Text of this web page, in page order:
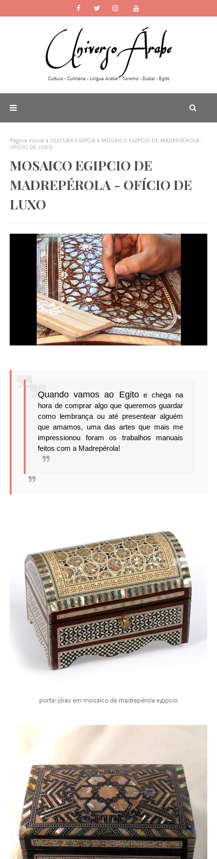
Página inicial CULTURA EGÍPCIA
MOSAICO EGIPCIO DE MADREPÉROLA -
OFÍCIO DE LUXO
MOSAICO EGIPCIO DE
MADREPÉROLA - OFÍCIO DE
LUXO
Quando vamos ao Egitoe chega na
hora de comprar algo que queremos guardar
como lembrança ou até presentear alguém
que amamos, uma das artes que mais me
impressionou foram os trabalhos manuais
feitos com a Madrepérola!
porta-jóias em mosaico de madrepérola egipcio